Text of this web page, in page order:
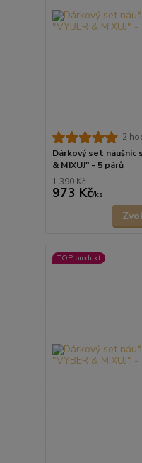
2
Dárkový set náušnic
& MIXUJ" - 5 párů
1 390 Kč
973 Kč/ks
TOP produkt